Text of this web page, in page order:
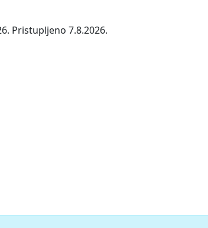
Pristupljeno 7.8.2026.